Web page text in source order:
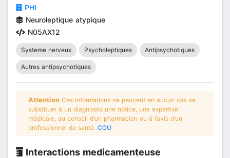
PHI
Neuroleptique atypique
N05AX12
Systeme nerveux Psycholeptiques Antipsychotiques
Autres antipsychotiques
Attention Ces informations ne peuvent en aucun cas se
substituer à un diagnostic,une notice, une expertise
médicale, au conseil d’un pharmacien ou à l’avis d’un
professionnel de santé. CGU
Interactions medicamenteuse